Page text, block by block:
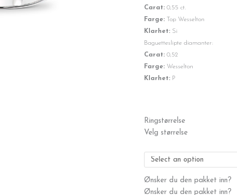
Carat: 0,55 ct.
Farge: Top Wesselton
Klarhet: Si
Baguetteslipte diamanter:
Carat: 0,52
Farge: Wesselton
Klarhet: P
Ringstørrelse
Velg størrelse
Ønsker du den pakket inn?
Ønsker du den pakket inn?
1,07
ct.